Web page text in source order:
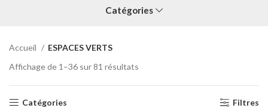
Catégories
Accueil
ESPACES VERTS
Affichage de 1–36 sur 81 résultats
Catégories Filtres